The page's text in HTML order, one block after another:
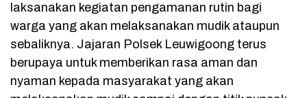
laksanakan kegiatan pengamanan rutin bagi
warga yang akan melaksanakan mudik ataupun
sebaliknya. Jajaran Polsek Leuwigoong terus
berupaya untuk memberikan rasa aman dan
nyaman kepada masyarakat yang akan